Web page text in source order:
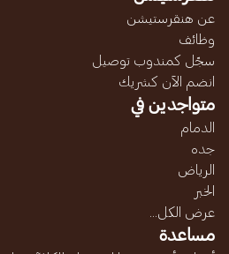
عن هنقرستيشن
وظائف
سجّل كمندوب توصيل
انضم الآن كشريك
متواجدين في
الدمام
جده
الرياض
الخبر
عرض الكل...
مساعدة